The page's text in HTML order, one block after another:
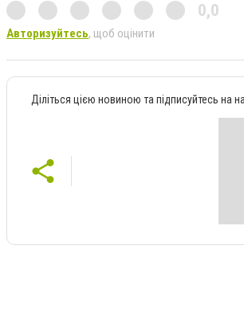
0,0
Авторизуйтесь, щоб оцінити
Діліться цією новиною та підписуйтесь на